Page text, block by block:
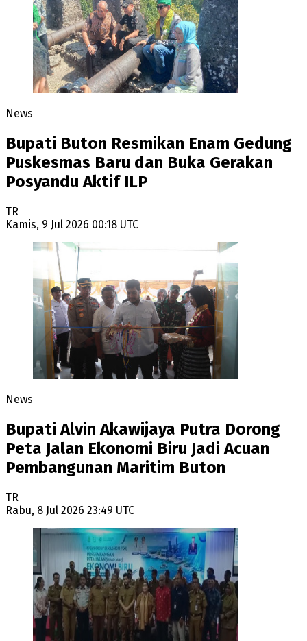
News
Bupati Buton Resmikan Enam Gedung
Puskesmas Baru dan Buka Gerakan
Posyandu Aktif ILP
TR
Kamis, 9 Jul 2026 00:18 UTC
News
Bupati Alvin Akawijaya Putra Dorong
Peta Jalan Ekonomi Biru Jadi Acuan
Pembangunan Maritim Buton
TR
Rabu, 8 Jul 2026 23:49 UTC